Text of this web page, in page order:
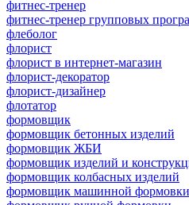
фитнес-тренер
фитнес-тренер групповых
флеболог
флорист
флорист в интернет-магазин
флорист-декоратор
флорист-дизайнер
флотатор
формовщик
формовщик бетонных изделий
формовщик ЖБИ
формовщик изделий и
формовщик колбасных изделий
формовщик машинной формовки